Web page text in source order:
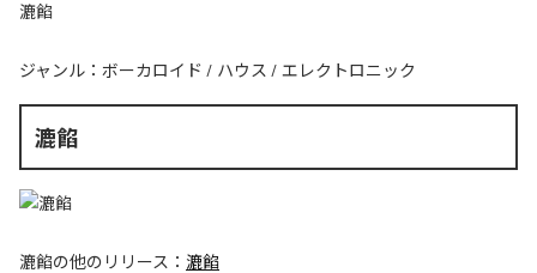
漉餡
ジャンル： ボーカロイド / ハウス / エレクトロニック
漉餡
漉餡の他のリリース： 漉餡